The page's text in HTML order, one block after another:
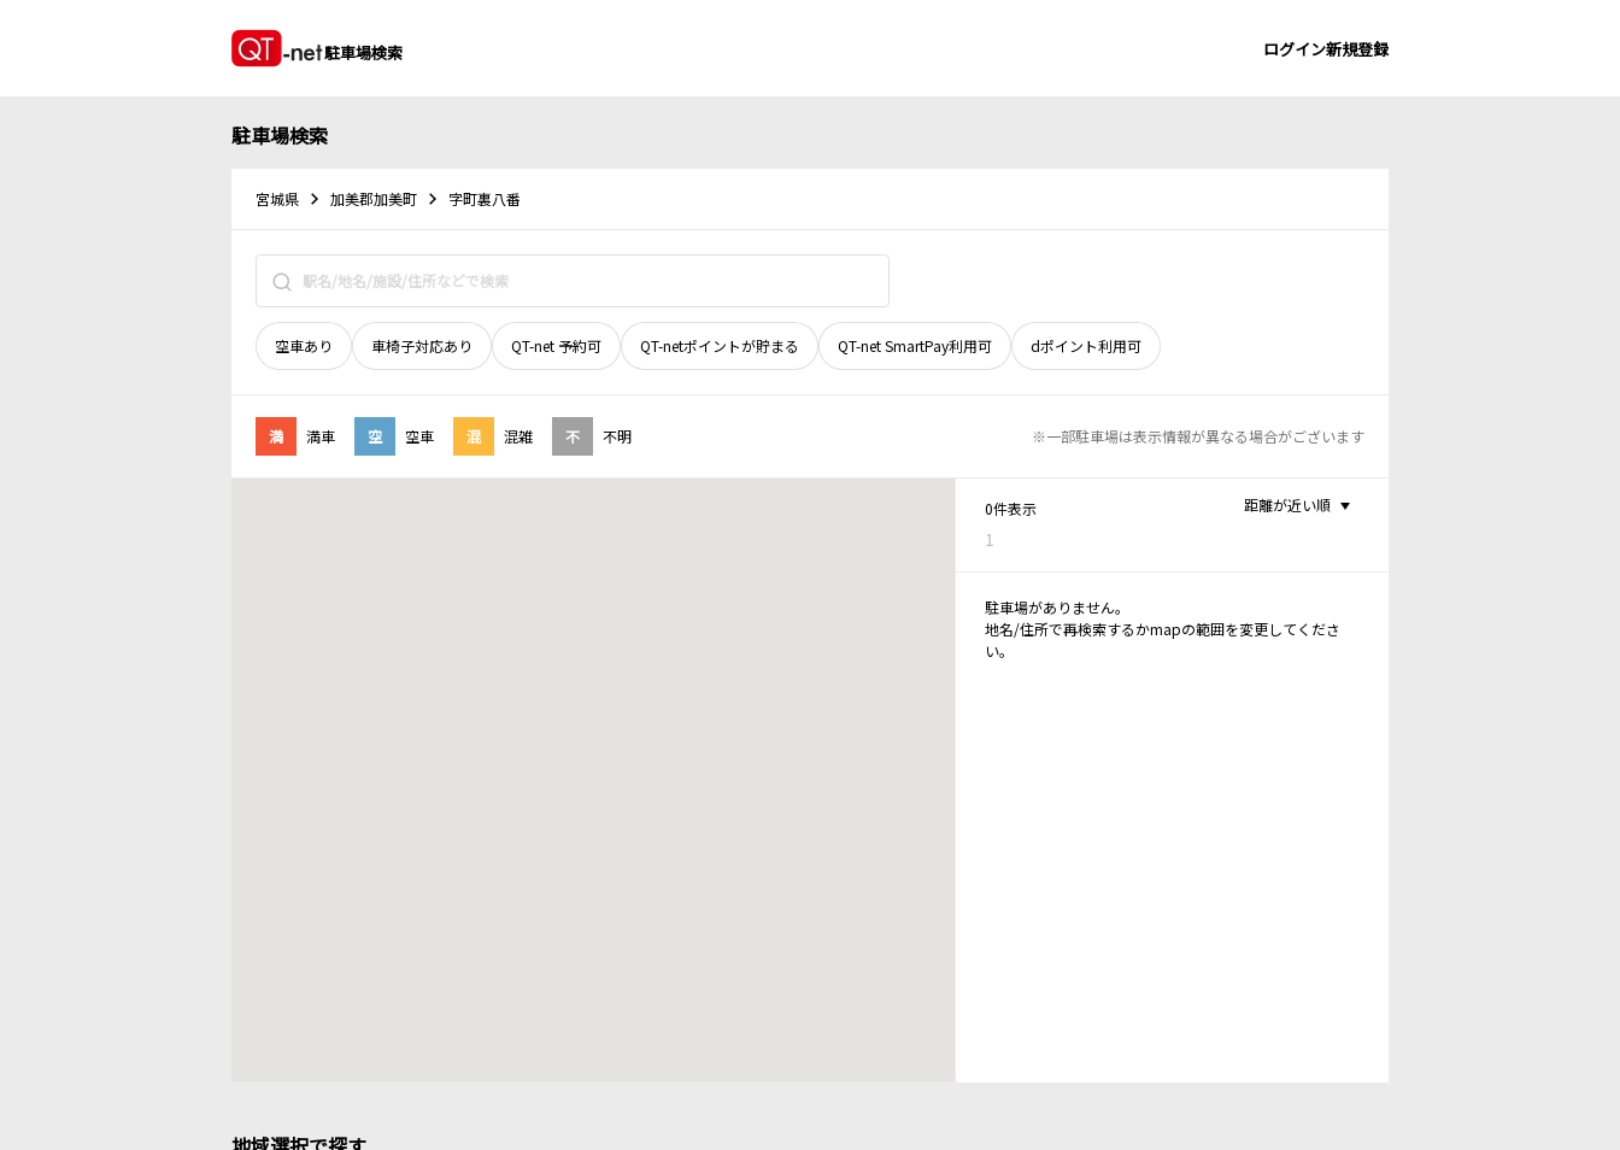
駐車場検索 ログイン新規登録
駐車場検索
宮城県 加美郡加美町 字町裏八番
空車あり 車椅子対応あり QT-net 予約可 QT-netポイントが貯まる QT-net SmartPay利用可 dポイント利用可
満 満車 空 空車 混 混雑 不 不明 ※一部駐車場は表示情報が異なる場合がございます
0件表示
1
距離が近い順
駐車場がありません。
地名/住所で再検索するかmapの範囲を変更してくださ
い。